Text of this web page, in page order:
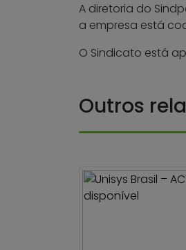
A diretoria do
a empresa está
O Sindicato está
Outros